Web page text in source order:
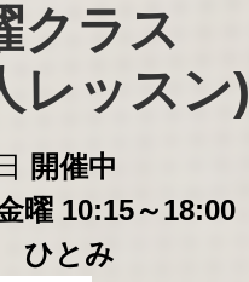
クラス
レッスン)
開催中
曜 10:15～18:00
ひとみ